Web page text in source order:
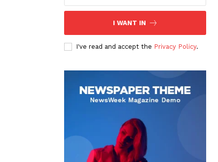
I WANT IN
I've read and accept the Privacy Policy.